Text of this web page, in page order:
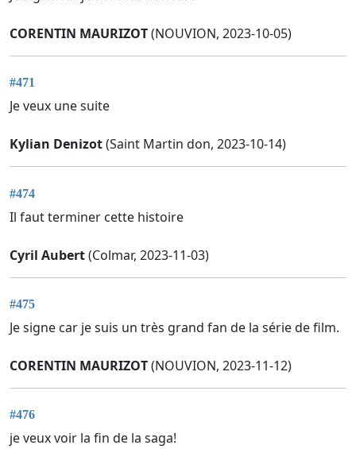
CORENTIN MAURIZOT(NOUVION, 2023-10-05)
#471
Je veux une suite
Kylian Denizot(Saint Martin don, 2023-10-14)
#474
Il faut terminer cette histoire
Cyril Aubert(Colmar, 2023-11-03)
#475
Je signe car je suis un très grand fan de la série de film.
CORENTIN MAURIZOT(NOUVION, 2023-11-12)
#476
je veux voir la fin de la saga!